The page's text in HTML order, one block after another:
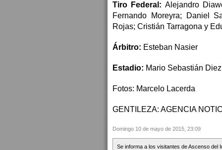
Tiro Federal: Alejandro
Fernando Moreyra; Daniel
Rojas; Cristián Tarragona y
Árbitro: Esteban Nasier
Estadio: Mario Sebastián Diez
Fotos: Marcelo Lacerda
GENTILEZA: AGENCIA
Domingo 10 de mayo de 2015, 23:09
Se informa a los visitantes de Ascenso del